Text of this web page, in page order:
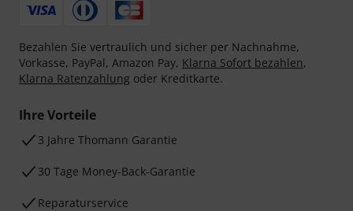
Bezahlen Sie vertraulich und sicher per Nachnahme,
Vorkasse, PayPal, Amazon Pay, Klarna Sofort bezahlen,
Klarna Ratenzahlung oder Kreditkarte.
Ihre Vorteile
3 Jahre Thomann Garantie
30 Tage Money-Back-Garantie
Reparaturservice